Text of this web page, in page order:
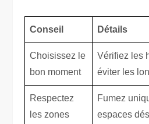
Conseil Détails
Choisissez le
bon moment
Vérifiez les
éviter les
Respectez
les zones
Fumez
espaces